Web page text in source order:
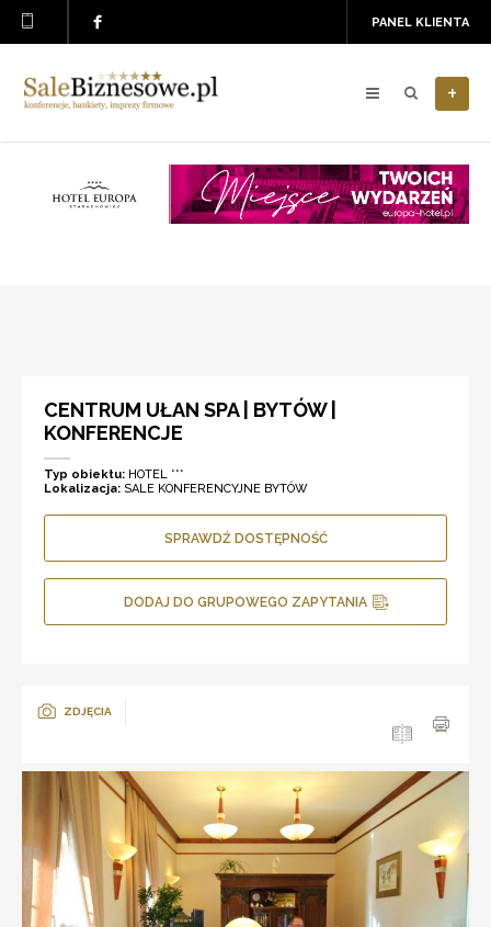
PANEL KLIENTA
+
CENTRUM UŁAN SPA | BYTÓW |
KONFERENCJE
Typ obiektu: HOTEL ***
Lokalizacja: SALE KONFERENCYJNE BYTÓW
SPRAWDŹ DOSTĘPNOŚĆ
DODAJ DO GRUPOWEGO ZAPYTANIA
ZDJĘCIA